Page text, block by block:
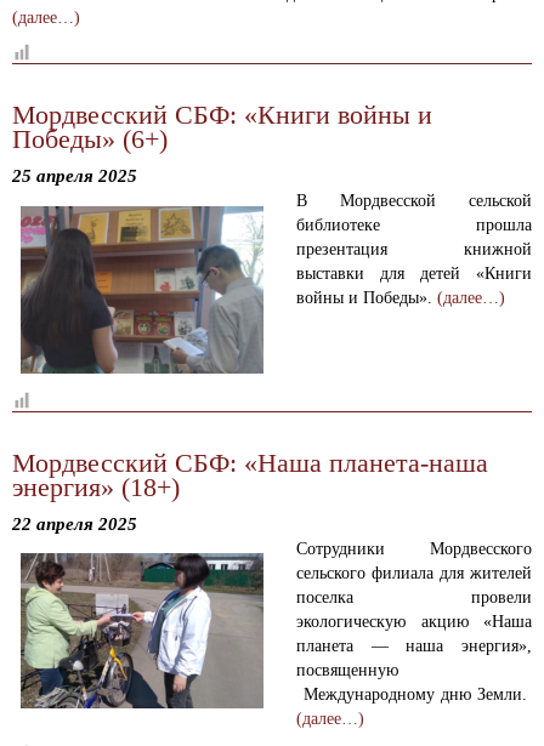
(далее…)
Мордвесский СБФ: «Книги войны и
Победы» (6+)
25 апреля 2025
В Мордвесской сельской
библиотеке прошла
презентация книжной
выставки для детей «Книги
войны и Победы».(далее…)
Мордвесский СБФ: «Наша планета-наша
энергия» (18+)
22 апреля 2025
Сотрудники Мордвесского
сельского филиала для жителей
поселка провели
экологическую акцию «Наша
планета — наша энергия»,
посвященную
Международному дню Земли.
(далее…)